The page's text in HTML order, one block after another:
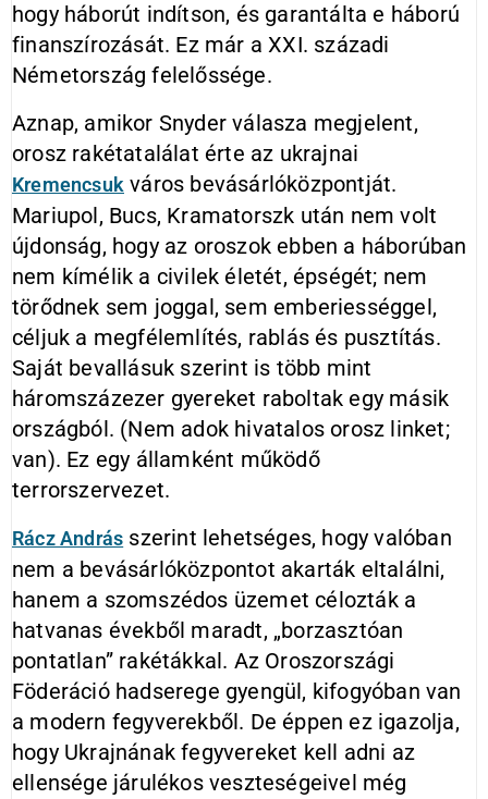
hogy háborút indítson, és garantálta e háború
finanszírozását. Ez már a XXI. századi
Németország felelőssége.
Aznap, amikor Snyder válasza megjelent,
orosz rakétatalálat érte az ukrajnai
Kremencsuk város bevásárlóközpontját.
Mariupol, Bucs, Kramatorszk után nem volt
újdonság, hogy az oroszok ebben a háborúban
nem kímélik a civilek életét, épségét; nem
törődnek sem joggal, sem emberiességgel,
céljuk a megfélemlítés, rablás és pusztítás.
Saját bevallásuk szerint is több mint
háromszázezer gyereket raboltak egy másik
országból. (Nem adok hivatalos orosz linket;
van). Ez egy államként működő
terrorszervezet.
Rácz András szerint lehetséges, hogy valóban
nem a bevásárlóközpontot akarták eltalálni,
hanem a szomszédos üzemet célozták a
hatvanas évekből maradt, „borzasztóan
pontatlan” rakétákkal. Az Oroszországi
Föderáció hadserege gyengül, kifogyóban van
a modern fegyverekből. De éppen ez igazolja,
hogy Ukrajnának fegyvereket kell adni az
ellensége járulékos veszteségeivel még